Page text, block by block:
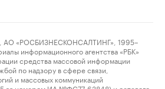
«РОСБИЗНЕСКОНСАЛТИНГ», 1995–
информационного агентства «РБК»
средства массовой информации
по надзору в сфере связи,
и массовых коммуникаций